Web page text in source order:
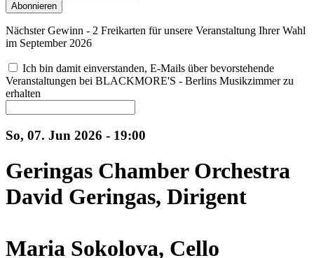
Abonnieren
Nächster Gewinn - 2 Freikarten für unsere Veranstaltung Ihrer Wahl
im September 2026
Ich bin damit einverstanden, E-Mails über bevorstehende
Veranstaltungen bei BLACKMORE'S - Berlins Musikzimmer zu
erhalten
So, 07. Jun 2026 - 19:00
Geringas Chamber Orchestra
David Geringas, Dirigent
Maria Sokolova, Cello